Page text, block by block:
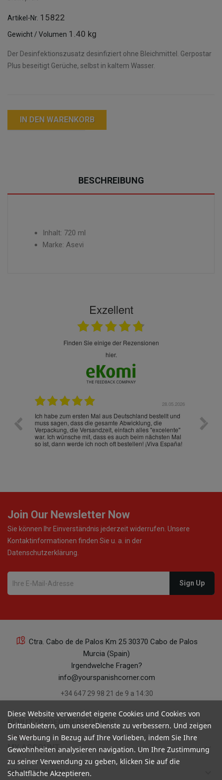
Artikel-Nr. 15822
Gewicht / Volumen 1.40 kg
Der Desinfektionszusatz desinfiziert ohne Bleichmittel. Gerpostar
Plus beseitigt Gerüche, selbst in kaltem Wasser.
IN DEN WARENKORB
BESCHREIBUNG
Inhalt: 720 ml
Marke: Asevi
Exzellent
finden Sie einige der Rezensionen
hier.
28.05.2026
Ich habe zum ersten Mal aus Deutschland bestellt und
muss sagen, dass die gesamte Abwicklung, die
Verpackung, die Versandzeit, einfach alles "excelente"
war. Ich wünsche mit, dass es auch beim nächsten Mal
so ist, dann werde ich noch oft bestellen! ¡Viva España!
Die
gut
ist
Join Our Newsletter Now
Sie können Ihr Einverständnis jederzeit widerrufen. Unsere
Kontaktinformationen finden Sie u. a. in der
Datenschutzerklärung.
Ctra. Cabo de de Palos Km 25 30370 Cabo de Palos
Murcia (Spain)
Irgendwelche Fragen?
info@yourspanishcorner.com
+34 647 29 98 21 de 9 a 14:30
BENUTZERDEFINIERTE LINKS keyboard_arrow_down
MY ACCOUNT keyboard_arrow_down
BEWERTUNGEN
Diese Website verwendet eigene Cookies und Cookies von
Drittanbietern, um unsereDienste zu verbessern. Und zeigen
Sie Werbung in Bezug auf Ihre Vorlieben, indem Sie Ihre
Gewohnheiten analysieren navigation. Um Ihre Zustimmung
zu seiner Verwendung zu geben, klicken Sie auf die
Schaltfläche Akzeptieren.